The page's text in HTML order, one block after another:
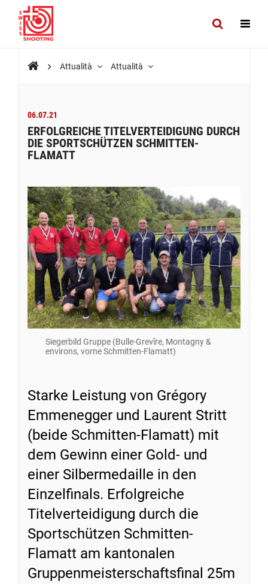
Attualità Attualità
06.07.21
ERFOLGREICHE TITELVERTEIDIGUNG DURCH
DIE SPORTSCHÜTZEN SCHMITTEN-
FLAMATT
Siegerbild Gruppe (Bulle-Grevîre, Montagny &
environs, vorne Schmitten-Flamatt)
Starke Leistung von Grégory
Emmenegger und Laurent Stritt
(beide Schmitten-Flamatt) mit
dem Gewinn einer Gold- und
einer Silbermedaille in den
Einzelfinals. Erfolgreiche
Titelverteidigung durch die
Sportschützen Schmitten-
Flamatt am kantonalen
Gruppenmeisterschaftsfinal 25m